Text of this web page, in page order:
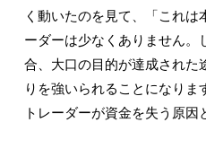
く動いたのを見て、「これ
ーダーは少なくありません。
合、大口の目的が達成された
りを強いられることになり
トレーダーが資金を失う原因